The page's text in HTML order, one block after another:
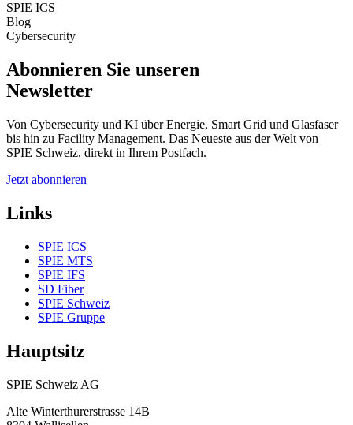
SPIE ICS
Blog
Cybersecurity
Abonnieren Sie unseren
Newsletter
Von Cybersecurity und KI über Energie, Smart Grid und Glasfaser
bis hin zu Facility Management. Das Neueste aus der Welt von
SPIE Schweiz, direkt in Ihrem Postfach.
Jetzt abonnieren
Links
SPIE ICS
SPIE MTS
SPIE IFS
SD Fiber
SPIE Schweiz
SPIE Gruppe
Hauptsitz
SPIE Schweiz AG
Alte Winterthurerstrasse 14B